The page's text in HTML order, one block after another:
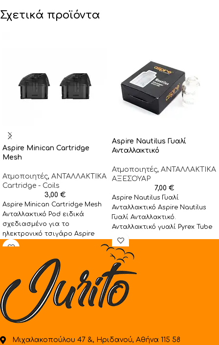
Σχετικά προϊόντα
Aspire Minican Cartridge
Mesh
Ατμοποιητές, ΑΝΤΑΛΛΑΚΤΙΚA
Cartridge - Coils
3,00 €
Aspire Minican Cartridge Mesh
Ανταλλακτικό Pod ειδικά
σχεδιασμένο για το
ηλεκτρονικό τσιγάρο Aspire
Minican χωρητικότητας 2ml και
Aspire Nautilus Γυαλί
Ανταλλακτικό
Ατμοποιητές, ΑΝΤΑΛΛΑΚΤΙΚΑ
ΑΞΕΣΟΥΑΡ
7,00 €
Aspire Nautilus Γυαλί
Ανταλλακτικό Aspire Nautilus
Γυαλί Ανταλλακτικό.
Ανταλλακτικό γυαλί Pyrex Tube
για τον ατμοποιητή Aspire
Nautilus. Διαθέσιμο σε
διαφανές
Μιχαλακοπούλου 47 &, Ηριδανού, Αθήνα 115 58